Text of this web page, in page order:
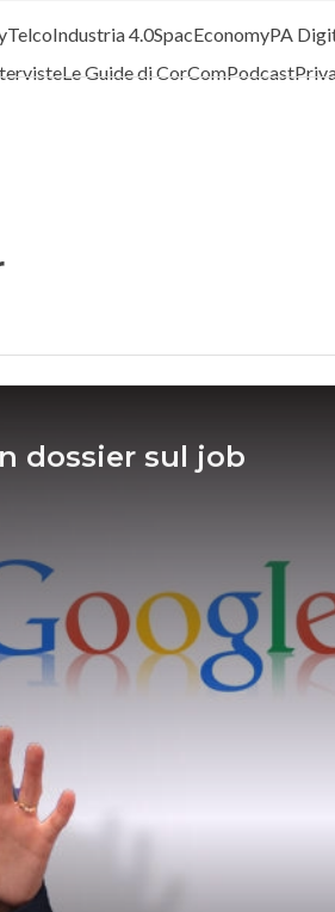
TelcoIndustria 4.0SpacEconomyPA
Le Guide di CorComPodcast
dossier sul job